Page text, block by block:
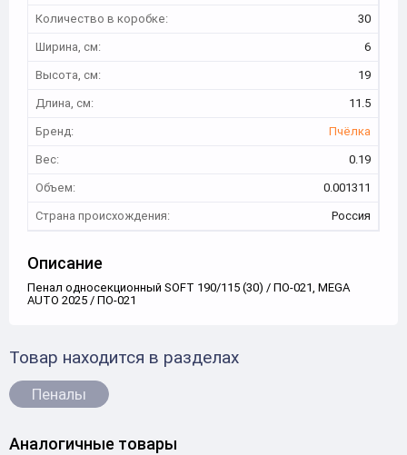
Количество в коробке:
30
Ширина, см:
6
Высота, см:
19
Длина, см:
11.5
Бренд:
Пчёлка
Вес:
0.19
Объем:
0.001311
Страна происхождения:
Россия
Описание
Пенал односекционный SOFT 190/115 (30) / ПО-021, MEGA
AUTO 2025 / ПО-021
Товар находится в разделах
Пеналы
Аналогичные товары